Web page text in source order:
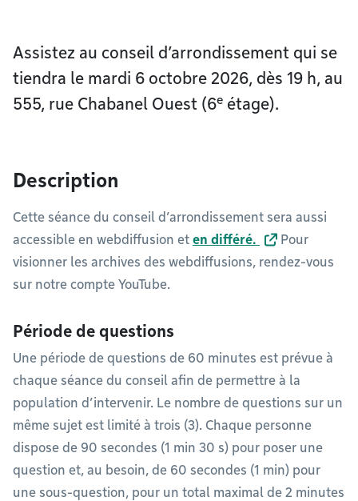
Assistez au conseil d’arrondissement qui se
tiendra le mardi 6 octobre 2026, dès 19 h, au
555, rue Chabanel Ouest (6e étage).
Description
Cette séance du conseil d’arrondissement sera aussi
accessible en webdiffusion et en différé.
Pour
visionner les archives des webdiffusions, rendez-vous
sur notre compte YouTube.
Période de questions
Une période de questions de 60 minutes est prévue à
chaque séance du conseil afin de permettre à la
population d’intervenir. Le nombre de questions sur un
même sujet est limité à trois (3). Chaque personne
dispose de 90 secondes (1 min 30 s) pour poser une
question et, au besoin, de 60 secondes (1 min) pour
une sous-question, pour un total maximal de 2 minutes